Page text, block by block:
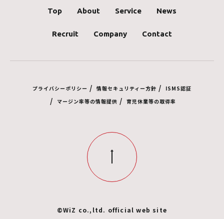
Top About Service News
Recruit Company Contact
プライバシーポリシー / 情報セキュリティー方針 / ISMS認証
/ マージン率等の情報提供 /育児休業等の取得率
©WiZ co.,ltd. official web site